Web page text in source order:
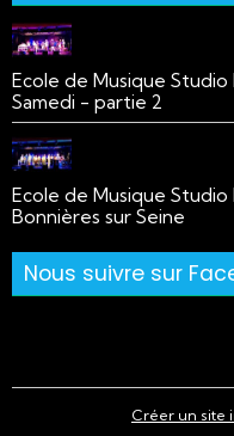
Ecole de Musique
Samedi - partie 2
Ecole de Musique
Bonnières sur Seine
Nous suivre sur
Créer un site